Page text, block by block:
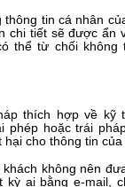
tin cá nhân
chi tiết sẽ được ẩn
thể từ chối không
thích hợp về kỹ
phép hoặc trái
cho thông tin của
không nên
kỳ ai bằng e-mail,